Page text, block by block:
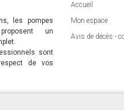
les pompes
un
sont
de vos
Accueil
Mon espace
Avis de décès -